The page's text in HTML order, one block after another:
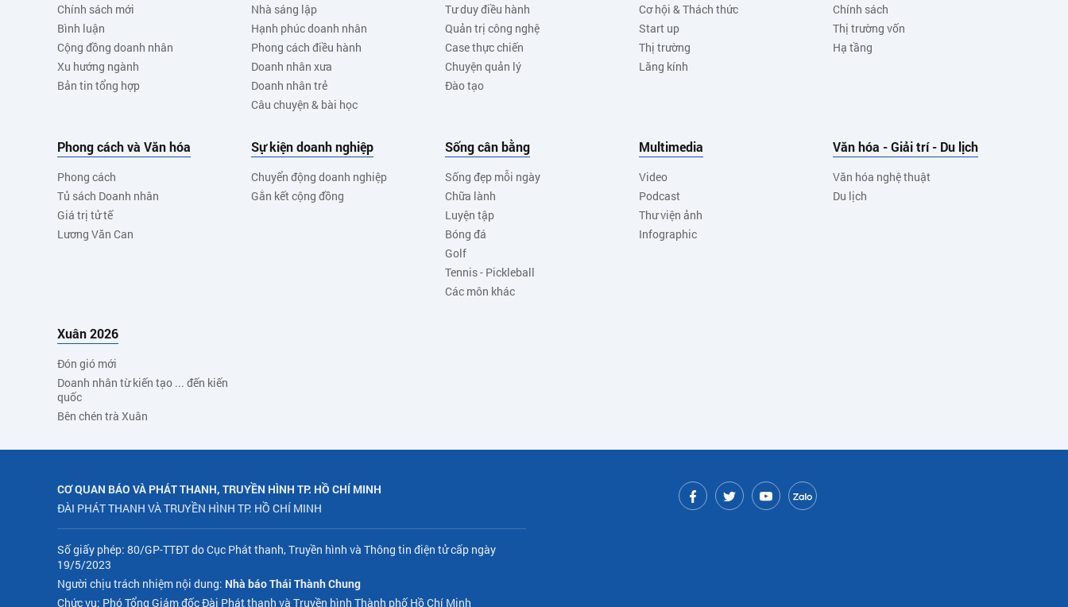
Chính sách mới
Bình luận
Cộng đồng doanh nhân
Xu hướng ngành
Bản tin tổng hợp
Nhà sáng lập
Hạnh phúc doanh nhân
Phong cách điều hành
Doanh nhân xưa
Doanh nhân trẻ
Câu chuyện & bài học
Tư duy điều hành
Quản trị công nghệ
Case thực chiến
Chuyện quản lý
Đào tạo
Cơ hội & Thách thức
Start up
Thị trường
Lăng kính
Chính sách
Thị trường vốn
Hạ tầng
Phong cách và Văn hóa
Phong cách
Tủ sách Doanh nhân
Giá trị tử tế
Lương Văn Can
Sự kiện doanh nghiệp
Chuyển động doanh nghiệp
Gắn kết cộng đồng
Sống cân bằng
Sống đẹp mỗi ngày
Chữa lành
Luyện tập
Bóng đá
Golf
Tennis - Pickleball
Các môn khác
Multimedia
Video
Podcast
Thư viện ảnh
Infographic
Văn hóa - Giải trí - Du lịch
Văn hóa nghệ thuật
Du lịch
Xuân 2026
Đón gió mới
Doanh nhân từ kiến tạo ... đến kiến
quốc
Bên chén trà Xuân
CƠ QUAN BÁO VÀ PHÁT THANH, TRUYỀN HÌNH TP. HỒ CHÍ MINH
ĐÀI PHÁT THANH VÀ TRUYỀN HÌNH TP. HỒ CHÍ MINH
Số giấy phép: 80/GP-TTĐT do Cục Phát thanh, Truyền hình và Thông tin điện tử cấp ngày
19/5/2023
Người chịu trách nhiệm nội dung: Nhà báo Thái Thành Chung
Chức vụ: Phó Tổng Giám đốc Đài Phát thanh và Truyền hình Thành phố Hồ Chí Minh